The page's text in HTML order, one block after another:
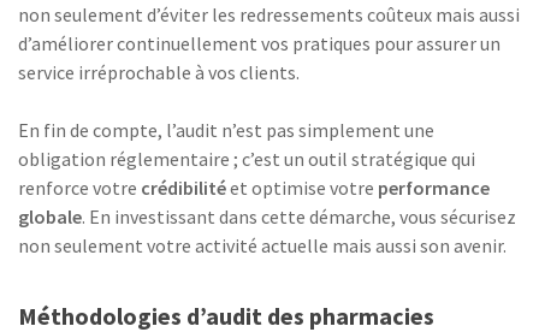
non seulement d’éviter les redressements coûteux mais aussi
d’améliorer continuellement vos pratiques pour assurer un
service irréprochable à vos clients.
En fin de compte, l’audit n’est pas simplement une
obligation réglementaire ; c’est un outil stratégique qui
renforce votre crédibilitéet optimise votre performance
globale. En investissant dans cette démarche, vous sécurisez
non seulement votre activité actuelle mais aussi son avenir.
Méthodologies d’audit des pharmacies